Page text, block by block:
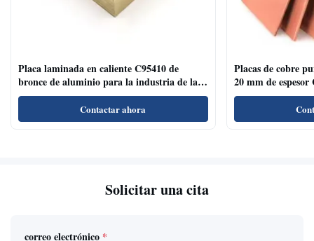
Placa laminada en caliente C95410 de
bronce de aluminio para la industria de la
decoración de superficies cepilladas
Contactar ahora
Placas de cobre
20 mm de espesor
Solicitar una cita
correo electrónico *